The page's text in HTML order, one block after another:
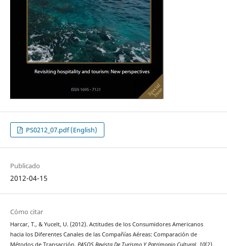
PS0212_07.pdf (English)
Publicado
2012-04-15
Cómo citar
Harcar, T., & Yucelt, U. (2012). Actitudes de los Consumidores Americanos
hacia los Diferentes Canales de las Compañías Aéreas: Comparación de
Métodos de Transacción. PASOS Revista De Turismo Y Patrimonio Cultural, 10(2),